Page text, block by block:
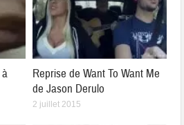
Reprise de Want To Want Me
de Jason Derulo
2 juillet 2015